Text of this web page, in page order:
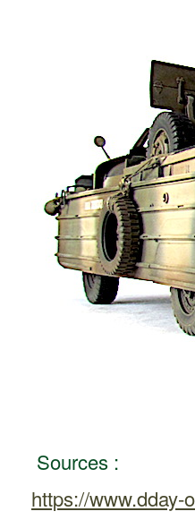
Sources :
https://www.dday-